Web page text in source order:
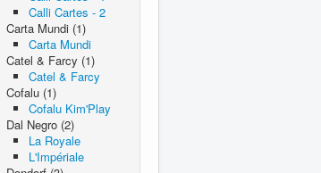
Calli Cartes - 2
Carta Mundi (1)
Carta Mundi
Catel & Farcy (1)
Catel & Farcy
Cofalu (1)
Cofalu Kim'Play
Dal Negro (2)
La Royale
L'Impériale